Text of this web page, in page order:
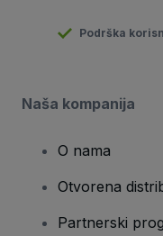
Podrška
Naša kompanija
O nama
Otvorena
Partnerski